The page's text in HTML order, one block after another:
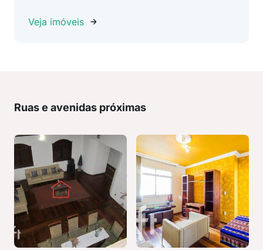
Veja imóveis
Ruas e avenidas próximas